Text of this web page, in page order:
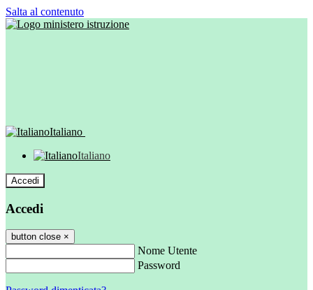
Salta al contenuto
Italiano
Italiano
Accedi
Accedi
button close ×
Nome Utente
Password